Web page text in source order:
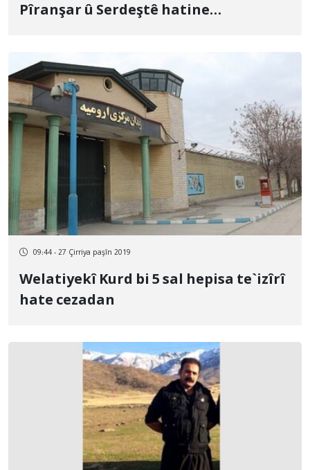
Pîranşar û Serdeştê hatine
09:44 - 27 Çirriya paşîn 2019
Welatiyekî Kurd bi 5 sal hepisa te`izîrî
hate cezadan